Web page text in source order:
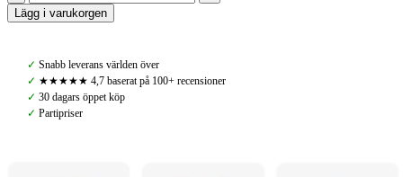
PS
of
Sadelpad
Jump
Vintage
Monogram,
Lägg i varukorgen
✓ Snabb leverans världen över
✓ ★★★★★ 4,7 baserat på 100+ recensioner
✓ 30 dagars öppet köp
✓ Partipriser